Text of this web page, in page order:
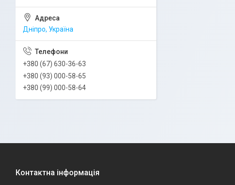
Дніпро, Україна
+380 (67) 630-36-63
+380 (93) 000-58-65
+380 (99) 000-58-64